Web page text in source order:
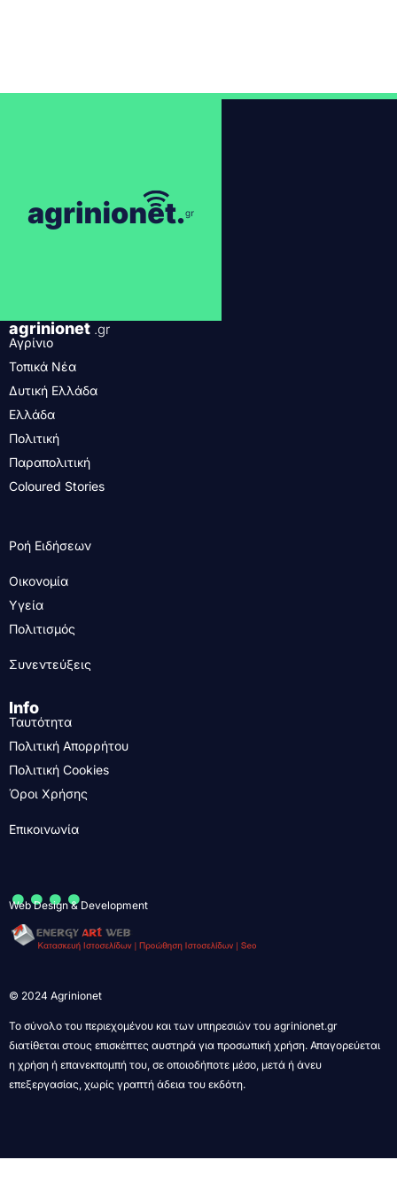
agrinionet .gr
Αγρίνιο
Τοπικά Νέα
Δυτική Ελλάδα
Ελλάδα
Πολιτική
Παραπολιτική
Coloured Stories
Ροή Ειδήσεων
Οικονομία
Υγεία
Πολιτισμός
Συνεντεύξεις
Info
Ταυτότητα
Πολιτική Απορρήτου
Πολιτική Cookies
Όροι Χρήσης
Επικοινωνία
....
Web Design & Development
© 2024 Agrinionet
Το σύνολο του περιεχομένου και των υπηρεσιών του agrinionet.gr
διατίθεται στους επισκέπτες αυστηρά για προσωπική χρήση. Απαγορεύεται
η χρήση ή επανεκπομπή του, σε οποιοδήποτε μέσο, μετά ή άνευ
επεξεργασίας, χωρίς γραπτή άδεια του εκδότη.